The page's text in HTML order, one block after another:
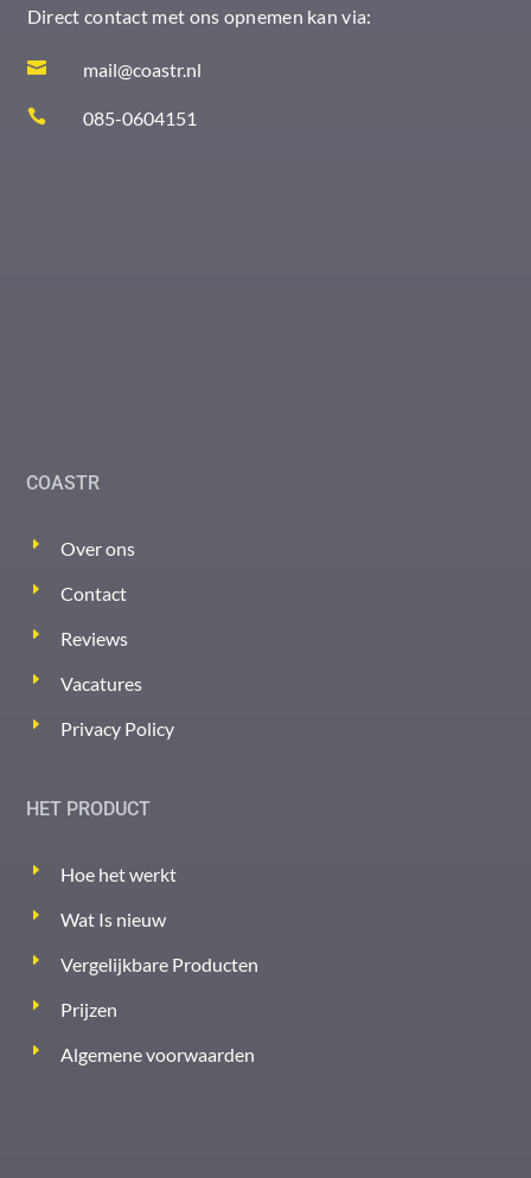
Direct contact met ons opnemen kan via:
 mail@coastr.nl
 085-0604151
COASTR
Over ons
Contact
Reviews
Vacatures
Privacy Policy
HET PRODUCT
Hoe het werkt
Wat Is nieuw
Vergelijkbare Producten
Prijzen
Algemene voorwaarden